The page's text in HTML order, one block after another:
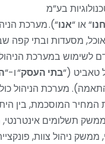
בע”מ
“או “אנו“). מערכת
מסעדות ובתי קפה
לשימוש במערכת
טאביט (“בתי העסק“ו-“
מערכת הניהול
המוסכמת, בין
ממשק תשלומים
ממשק ניהול צוות,